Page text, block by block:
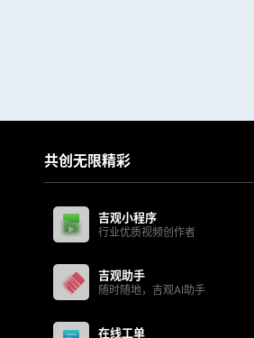
共创无限精彩
吉观小程序
行业优质视频创作者
吉观助手
随时随地，吉观AI助手
在线工单